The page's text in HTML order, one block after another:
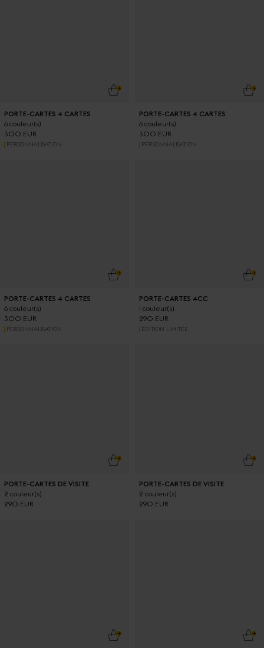
AJOUTER AU PANIER
PORTE-CARTES 4 CARTES
6 couleur(s)
300 EUR
PERSONNALISATION
PORTE-CARTES 4 CARTES
6 couleur(s)
300 EUR
PERSONNALISATION
AJOUTER AU PANIER
PORTE-CARTES 4 CARTES
6 couleur(s)
300 EUR
PERSONNALISATION
PORTE-CARTES 4CC
1 couleur(s)
290 EUR
ÉDITION LIMITÉE
AJOUTER AU PANIER
PORTE-CARTES DE VISITE
2 couleur(s)
290 EUR
PORTE-CARTES DE VISITE
2 couleur(s)
290 EUR
AJOUTER AU PANIER